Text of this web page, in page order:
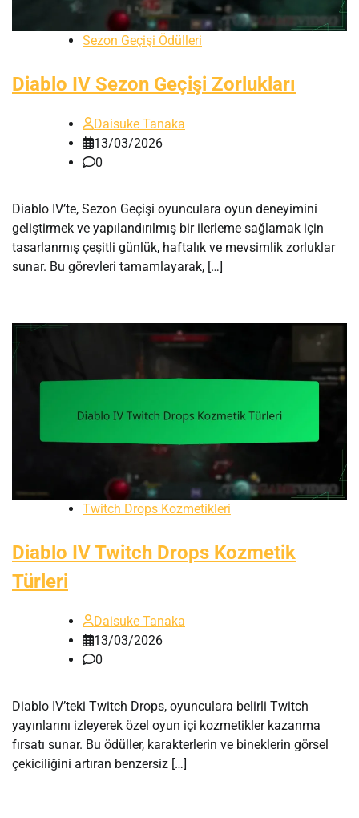
Sezon Geçişi Ödülleri
Diablo IV Sezon Geçişi Zorlukları
Daisuke Tanaka
13/03/2026
0
Diablo IV’te, Sezon Geçişi oyunculara oyun deneyimini
geliştirmek ve yapılandırılmış bir ilerleme sağlamak için
tasarlanmış çeşitli günlük, haftalık ve mevsimlik zorluklar
sunar. Bu görevleri tamamlayarak, […]
Twitch Drops Kozmetikleri
Diablo IV Twitch Drops Kozmetik
Türleri
Daisuke Tanaka
13/03/2026
0
Diablo IV’teki Twitch Drops, oyunculara belirli Twitch
yayınlarını izleyerek özel oyun içi kozmetikler kazanma
fırsatı sunar. Bu ödüller, karakterlerin ve bineklerin görsel
çekiciliğini artıran benzersiz […]